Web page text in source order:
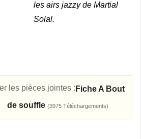
les airs jazzy de Martial
Solal.
les pièces jointes : Fiche A Bout
de souffle (3975 Téléchargements)